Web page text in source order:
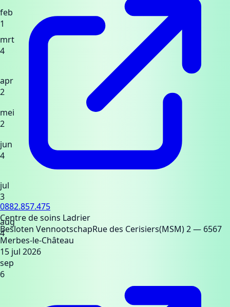
feb
1
mrt
4
apr
2
mei
2
jun
4
jul
3
aug
4
sep
6
0882.857.475
Centre de soins Ladrier
Besloten VennootschapRue des Cerisiers(MSM) 2— 6567
Merbes-le-Château
15 jul 2026